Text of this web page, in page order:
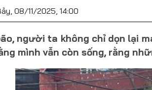
08/11/2025, 14:00
người ta không chỉ dọn lại
mình vẫn còn sống, rằng